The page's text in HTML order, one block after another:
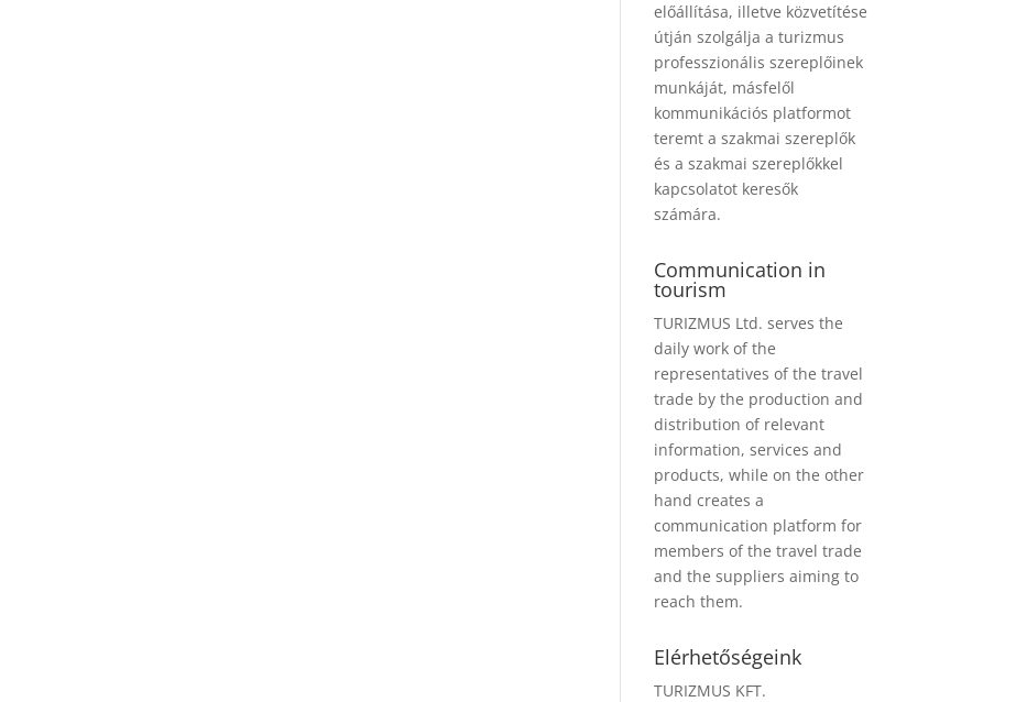
előállítása, illetve közvetítése
útján szolgálja a turizmus
professzionális szereplőinek
munkáját, másfelől
kommunikációs platformot
teremt a szakmai szereplők
és a szakmai szereplőkkel
kapcsolatot keresők
számára.
Communication in
tourism
TURIZMUS Ltd. serves the
daily work of the
representatives of the travel
trade by the production and
distribution of relevant
information, services and
products, while on the other
hand creates a
communication platform for
members of the travel trade
and the suppliers aiming to
reach them.
Elérhetőségeink
TURIZMUS KFT.